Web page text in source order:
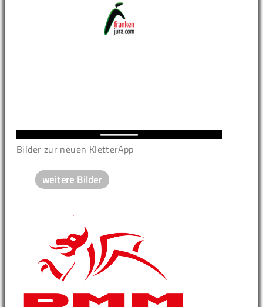
Bilder zur neuen KletterApp
weitere Bilder